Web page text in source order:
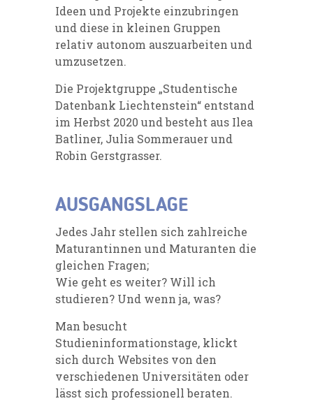
Ideen und Projekte einzubringen
und diese in kleinen Gruppen
relativ autonom auszuarbeiten und
umzusetzen.
Die Projektgruppe „Studentische
Datenbank Liechtenstein“ entstand
im Herbst 2020 und besteht aus Ilea
Batliner, Julia Sommerauer und
Robin Gerstgrasser.
AUSGANGSLAGE
Jedes Jahr stellen sich zahlreiche
Maturantinnen und Maturanten die
gleichen Fragen;
Wie geht es weiter? Will ich
studieren? Und wenn ja, was?
Man besucht
Studieninformationstage, klickt
sich durch Websites von den
verschiedenen Universitäten oder
lässt sich professionell beraten.